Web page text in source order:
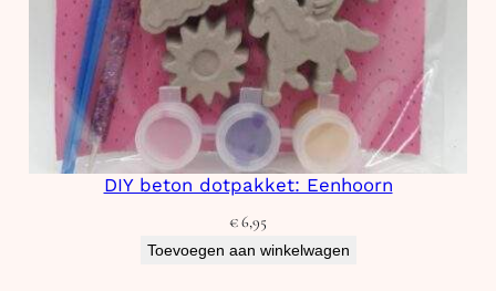
DIY beton dotpakket: Eenhoorn
€6,95
Toevoegen aan winkelwagen